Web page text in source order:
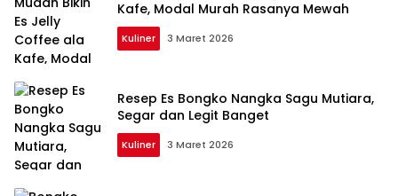
Kafe, Modal Murah Rasanya Mewah
Kuliner 3 Maret 2026
Resep Es Bongko Nangka Sagu Mutiara,
Segar dan Legit Banget
Kuliner 3 Maret 2026